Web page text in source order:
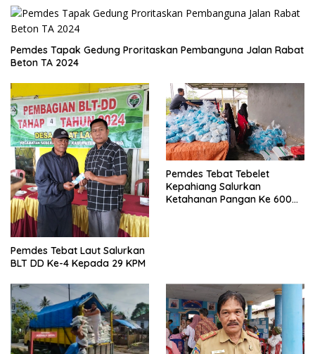
Pemdes Tapak Gedung Proritaskan Pembanguna Jalan Rabat
Beton TA 2024
Pemdes Tebat Laut Salurkan
BLT DD Ke-4 Kepada 29 KPM
Pemdes Tebat Tebelet
Kepahiang Salurkan
Ketahanan Pangan Ke 600